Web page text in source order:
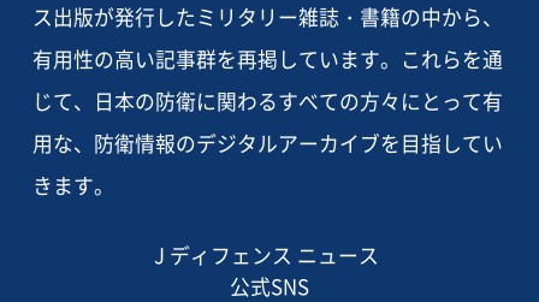
ス出版が発行したミリタリー雑誌・書籍の中から、
有用性の高い記事群を再掲しています。これらを通
じて、日本の防衛に関わるすべての方々にとって有
用な、防衛情報のデジタルアーカイブを目指してい
きます。
J ディフェンス ニュース
公式SNS